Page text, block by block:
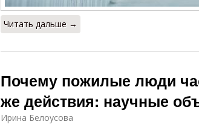
Читать дальше →
Почему пожилые люди
же действия: научные
Ирина Белоусова